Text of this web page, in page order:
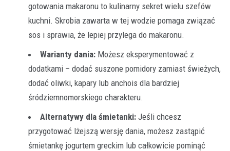
gotowania makaronu to kulinarny sekret wielu szefów
kuchni. Skrobia zawarta w tej wodzie pomaga związać
sos i sprawia, że lepiej przylega do makaronu.
Warianty dania: Możesz eksperymentować z
dodatkami – dodać suszone pomidory zamiast świeżych,
dodać oliwki, kapary lub anchois dla bardziej
śródziemnomorskiego charakteru.
Alternatywy dla śmietanki: Jeśli chcesz
przygotować lżejszą wersję dania, możesz zastąpić
śmietankę jogurtem greckim lub całkowicie pominąć